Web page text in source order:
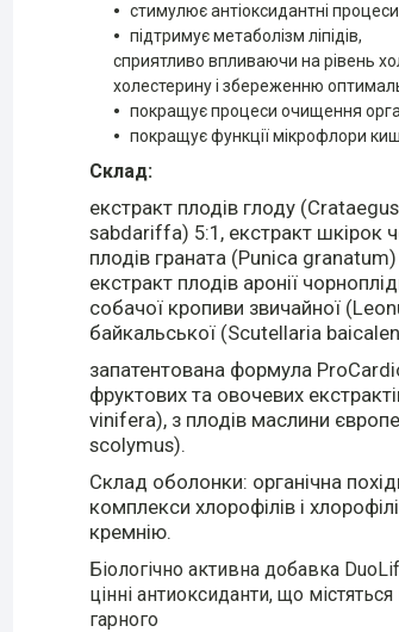
стимулює антіоксидантні процеси
підтримує метаболізм ліпідів,
сприятливо впливаючи на рівень
холестерину і збереженню
покращує процеси очищення
покращує функції мікрофлори
Склад:
екстракт плодів глоду
sabdariffa) 5:1, екстракт шкірок
плодів граната (Punica
екстракт плодів аронії
собачої кропиви звичайної
байкальської (Scutellaria
запатентована формула
фруктових та овочевих
vinifera), з плодів маслини
scolymus).
Склад оболонки: органічна
комплекси хлорофілів і
кремнію.
Біологічно активна добавка
цінні антиоксиданти, що
гарного